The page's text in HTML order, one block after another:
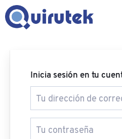
contenido
Inicia sesión en tu